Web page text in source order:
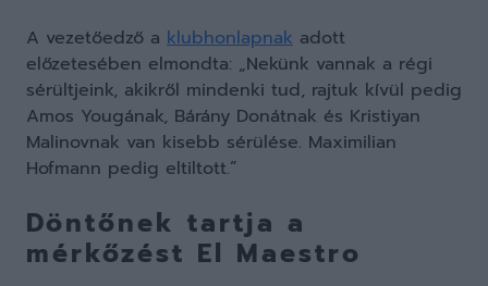
A vezetőedző a klubhonlapnak adott
előzetesében elmondta: „Nekünk vannak a régi
sérültjeink, akikről mindenki tud, rajtuk kívül pedig
Amos Yougának, Bárány Donátnak és Kristiyan
Malinovnak van kisebb sérülése. Maximilian
Hofmann pedig eltiltott.”
Döntőnek tartja a
mérkőzést El Maestro